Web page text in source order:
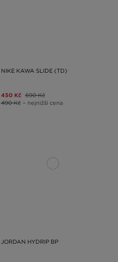
NIKE KAWA SLIDE (TD)
450 Kč 690 Kč
490 Kč – nejnižší cena
JORDAN HYDRIP BP